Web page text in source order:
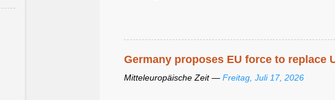
Germany proposes EU force to replace
Mitteleuropäische Zeit — Freitag, Juli 17, 2026